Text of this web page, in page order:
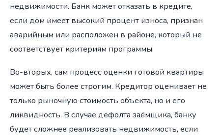
недвижимости. Банк может отказать в кредите,
если дом имеет высокий процент износа, признан
аварийным или расположен в районе, который не
соответствует критериям программы.
Во-вторых, сам процесс оценки готовой квартиры
может быть более строгим. Кредитор оценивает не
только рыночную стоимость объекта, но и его
ликвидность. В случае дефолта заёмщика, банку
будет сложнее реализовать недвижимость, если